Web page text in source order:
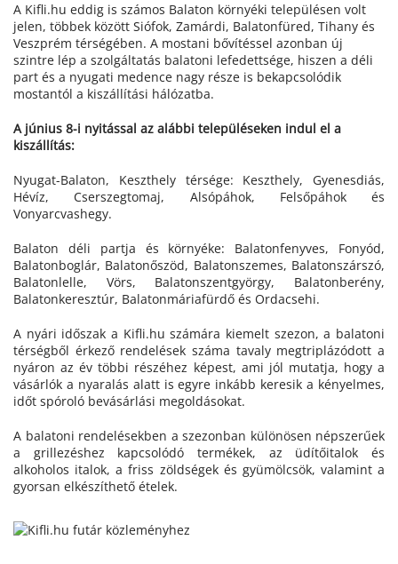
A Kifli.hu eddig is számos Balaton környéki településen volt
jelen, többek között Siófok, Zamárdi, Balatonfüred, Tihany és
Veszprém térségében. A mostani bővítéssel azonban új
szintre lép a szolgáltatás balatoni lefedettsége, hiszen a déli
part és a nyugati medence nagy része is bekapcsolódik
mostantól a kiszállítási hálózatba.
A június 8-i nyitással az alábbi településeken indul el a
kiszállítás:
Nyugat-Balaton, Keszthely térsége: Keszthely, Gyenesdiás,
Hévíz, Cserszegtomaj, Alsópáhok, Felsőpáhok és
Vonyarcvashegy.
Balaton déli partja és környéke: Balatonfenyves, Fonyód,
Balatonboglár, Balatonőszöd, Balatonszemes, Balatonszárszó,
Balatonlelle, Vörs, Balatonszentgyörgy, Balatonberény,
Balatonkeresztúr, Balatonmáriafürdő és Ordacsehi.
A nyári időszak a Kifli.hu számára kiemelt szezon, a balatoni
térségből érkező rendelések száma tavaly megtriplázódott a
nyáron az év többi részéhez képest, ami jól mutatja, hogy a
vásárlók a nyaralás alatt is egyre inkább keresik a kényelmes,
időt spóroló bevásárlási megoldásokat.
A balatoni rendelésekben a szezonban különösen népszerűek
a grillezéshez kapcsolódó termékek, az üdítőitalok és
alkoholos italok, a friss zöldségek és gyümölcsök, valamint a
gyorsan elkészíthető ételek.